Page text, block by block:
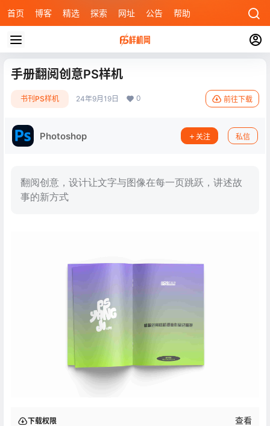
首页 博客 精选 探索 网址 公告 帮助
手册翻阅创意PS样机
书刊PS样机 24年9月19日 0 前往下载
Photoshop 关注 私信
翻阅创意，设计让文字与图像在每一页跳跃，讲述故
事的新方式
下载权限 查看